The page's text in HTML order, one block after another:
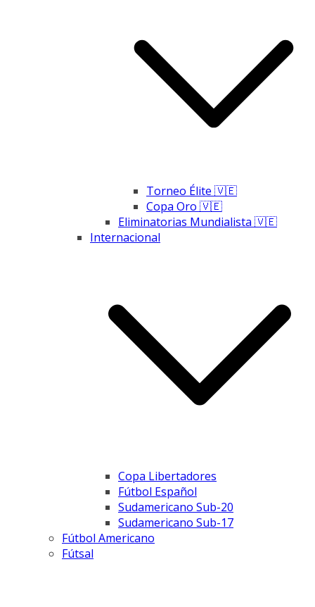
Torneo Élite 🇻🇪
Copa Oro 🇻🇪
Eliminatorias Mundialista 🇻🇪
Internacional
Copa Libertadores
Fútbol Español
Sudamericano Sub-20
Sudamericano Sub-17
Fútbol Americano
Fútsal